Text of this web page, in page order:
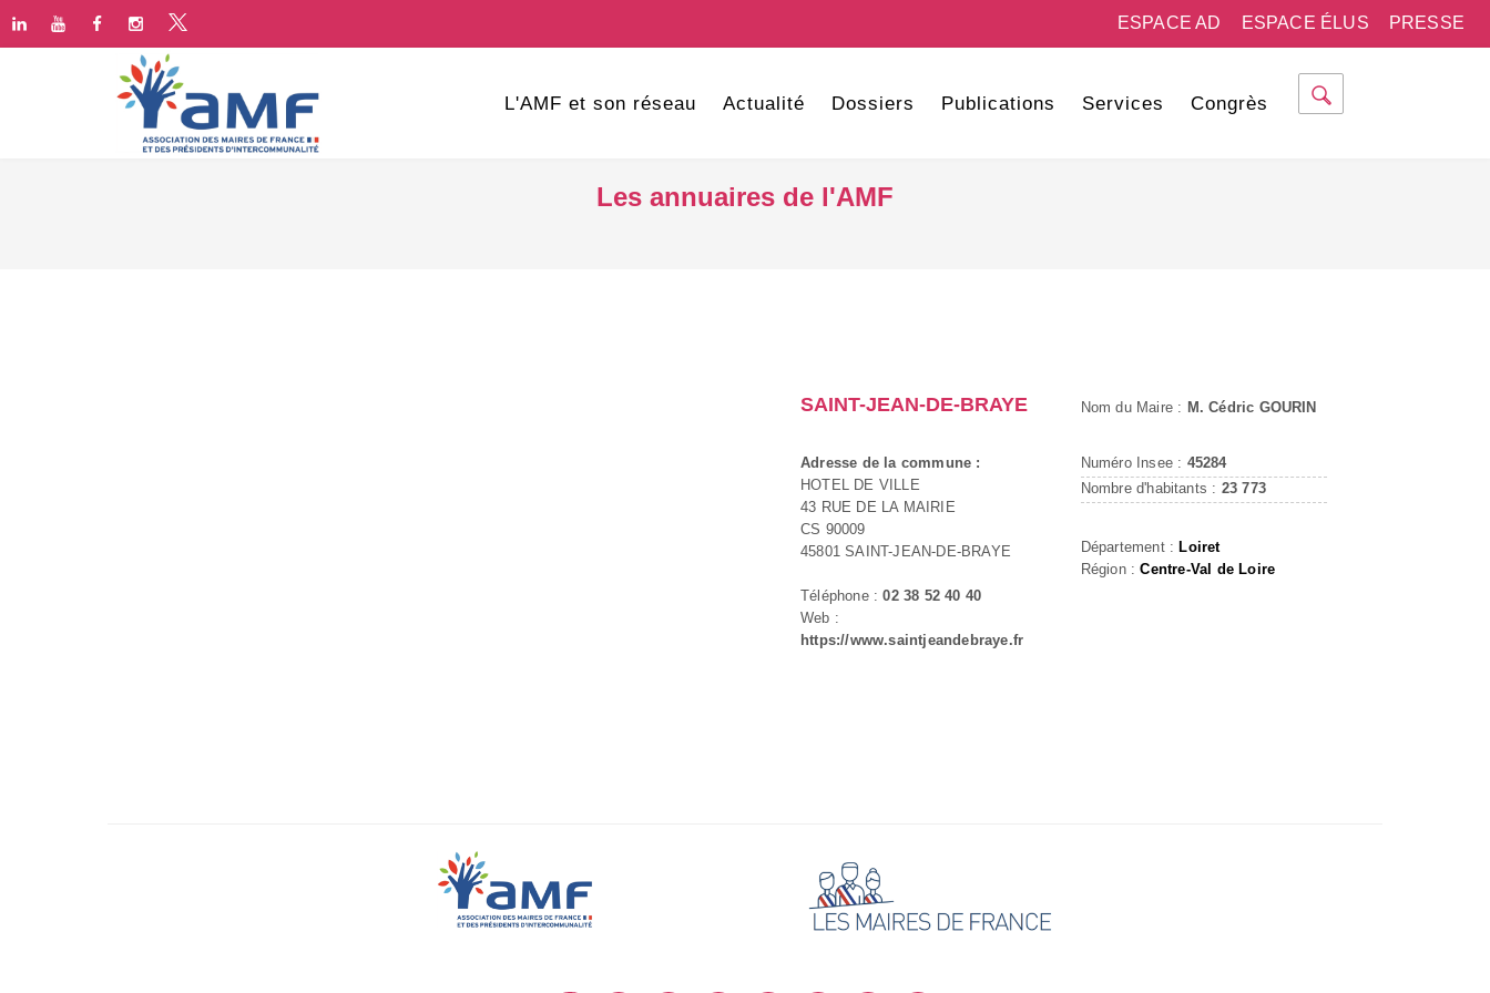
PRESSE
ESPACE ÉLUS
ESPACE AD
L'AMF et son réseau Actualité Dossiers Publications Services Congrès
Les annuaires de l'AMF
SAINT-JEAN-DE-BRAYE
Adresse de la commune :
HOTEL DE VILLE
43 RUE DE LA MAIRIE
CS 90009
45801 SAINT-JEAN-DE-BRAYE
Téléphone :02 38 52 40 40
Web :
https://www.saintjeandebraye.fr
Nom du Maire : M. Cédric GOURIN
Numéro Insee : 45284
Nombre d'habitants : 23 773
Département : Loiret
Région :Centre-Val de Loire